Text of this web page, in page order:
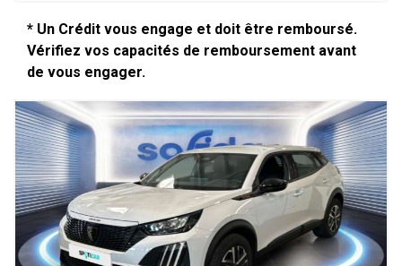
* Un Crédit vous engage et doit être remboursé.
Vérifiez vos capacités de remboursement avant
de vous engager.